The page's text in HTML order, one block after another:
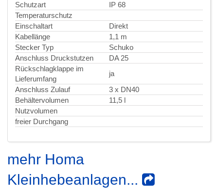
Schutzart
IP 68
Temperaturschutz
Einschaltart
Direkt
Kabellänge
1,1 m
Stecker Typ
Schuko
Anschluss Druckstutzen
DA 25
Rückschlagklappe im
Lieferumfang
ja
Anschluss Zulauf
3 x DN40
Behältervolumen
11,5 l
Nutzvolumen
freier Durchgang
mehr Homa
Kleinhebeanlagen...